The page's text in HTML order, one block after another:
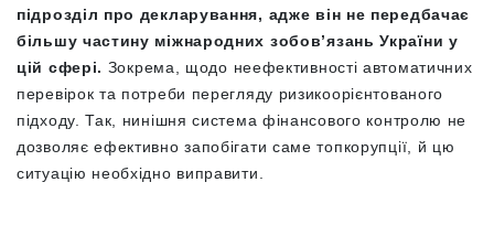
підрозділ про декларування, адже він не передбачає
більшу частину міжнародних зобовʼязань України у
цій сфері. Зокрема, щодо неефективності автоматичних
перевірок та потреби перегляду ризикоорієнтованого
підходу. Так, нинішня система фінансового контролю не
дозволяє ефективно запобігати саме топкорупції, й цю
ситуацію необхідно виправити.